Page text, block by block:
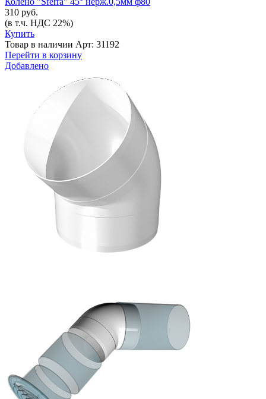
310 руб.
(в т.ч. НДС 22%)
Купить
Товар в наличии Арт: 31192
Перейти в корзину
Добавлено